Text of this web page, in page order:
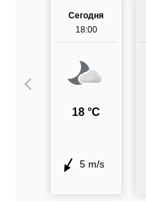
Сегодня
18:00
18 °C
5 m/s